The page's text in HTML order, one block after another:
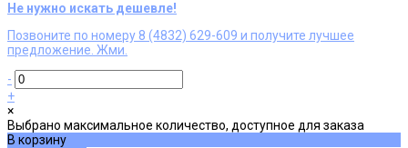
Не нужно искать дешевле!
Позвоните по номеру 8 (4832) 629-609 и получите лучшее
предложение. Жми.
-
+
×
Выбрано максимальное количество, доступное для заказа
В корзину